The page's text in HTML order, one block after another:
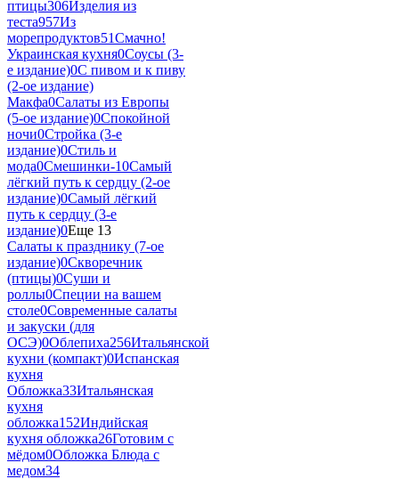
птицы306Изделия из
теста957Из
морепродуктов51Смачно!
Украинская кухня0Соусы (3-
е издание)0С пивом и к пиву
(2-ое издание)
Макфа0Салаты из Европы
(5-ое издание)0Спокойной
ночи0Стройка (3-е
издание)0Стиль и
мода0Смешинки-10Самый
лёгкий путь к сердцу (2-ое
издание)0Самый лёгкий
путь к сердцу (3-е
издание)0Еще 13
Салаты к празднику (7-ое
издание)0Скворечник
(птицы)0Суши и
роллы0Специи на вашем
столе0Современные салаты
и закуски (для
ОСЭ)0Облепиха256Итальянской
кухни (компакт)0Испанская
кухня
Обложка33Итальянская
кухня
обложка152Индийская
кухня обложка26Готовим с
мёдом0Обложка Блюда с
медом34